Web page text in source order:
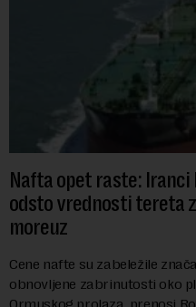
Nafta opet raste: Iranci
odsto vrednosti tereta
moreuz
Cene nafte su zabeležile
obnovljene zabrinutosti oko
Ormuskog prolaza, prenosi